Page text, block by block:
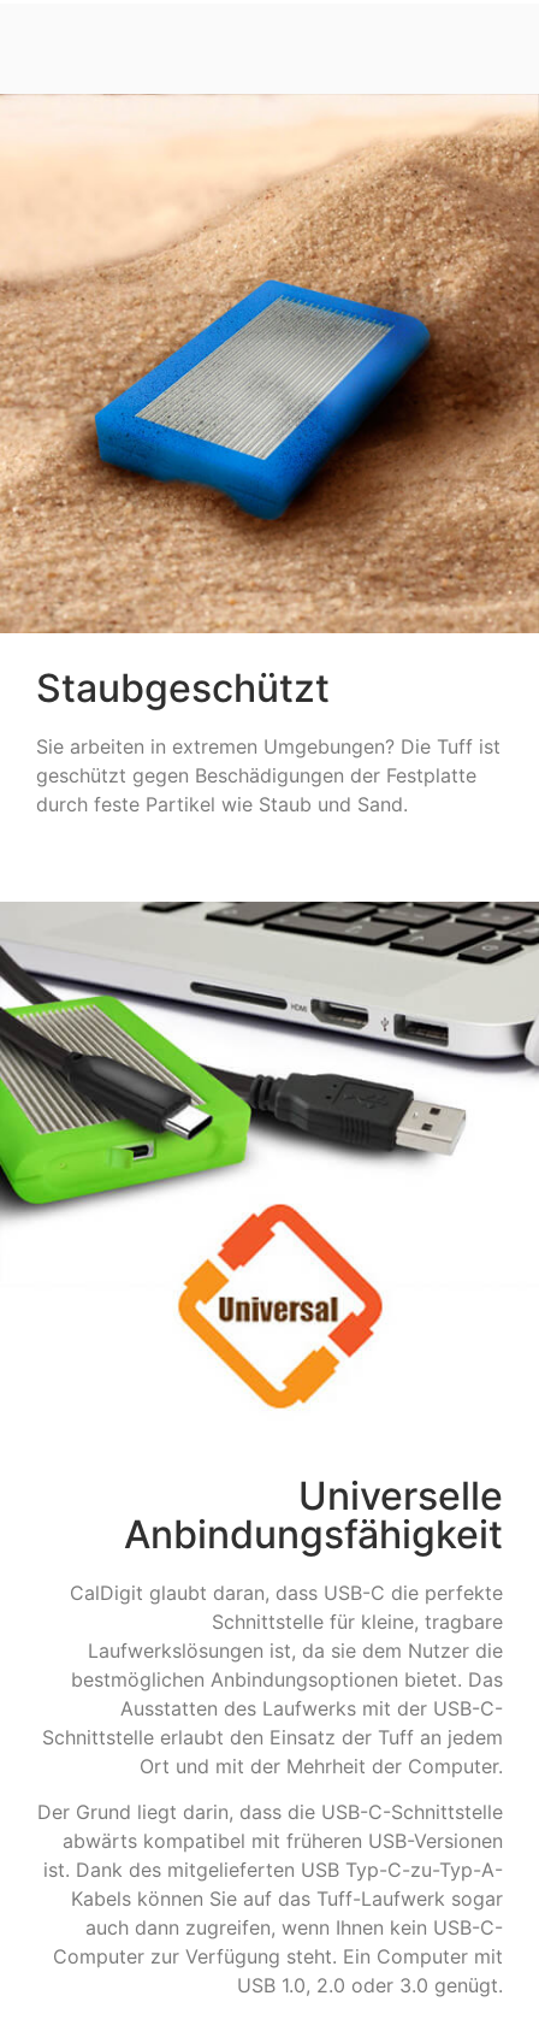
Staubgeschützt
Sie arbeiten in extremen Umgebungen? Die Tuff ist
geschützt gegen Beschädigungen der Festplatte
durch feste Partikel wie Staub und Sand.
Universelle
Anbindungsfähigkeit
CalDigit glaubt daran, dass USB-C die perfekte
Schnittstelle für kleine, tragbare
Laufwerkslösungen ist, da sie dem Nutzer die
bestmöglichen Anbindungsoptionen bietet. Das
Ausstatten des Laufwerks mit der USB-C-
Schnittstelle erlaubt den Einsatz der Tuff an jedem
Ort und mit der Mehrheit der Computer.
Der Grund liegt darin, dass die USB-C-Schnittstelle
abwärts kompatibel mit früheren USB-Versionen
ist. Dank des mitgelieferten USB Typ-C-zu-Typ-A-
Kabels können Sie auf das Tuff-Laufwerk sogar
auch dann zugreifen, wenn Ihnen kein USB-C-
Computer zur Verfügung steht. Ein Computer mit
USB 1.0, 2.0 oder 3.0 genügt.